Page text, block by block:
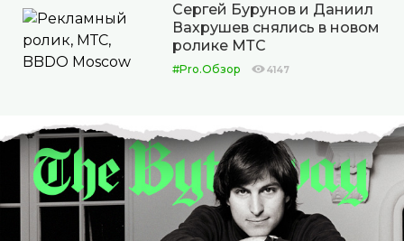
Сергей Бурунов и Даниил
Вахрушев снялись в новом
ролике МТС
#Pro.Обзор 4147